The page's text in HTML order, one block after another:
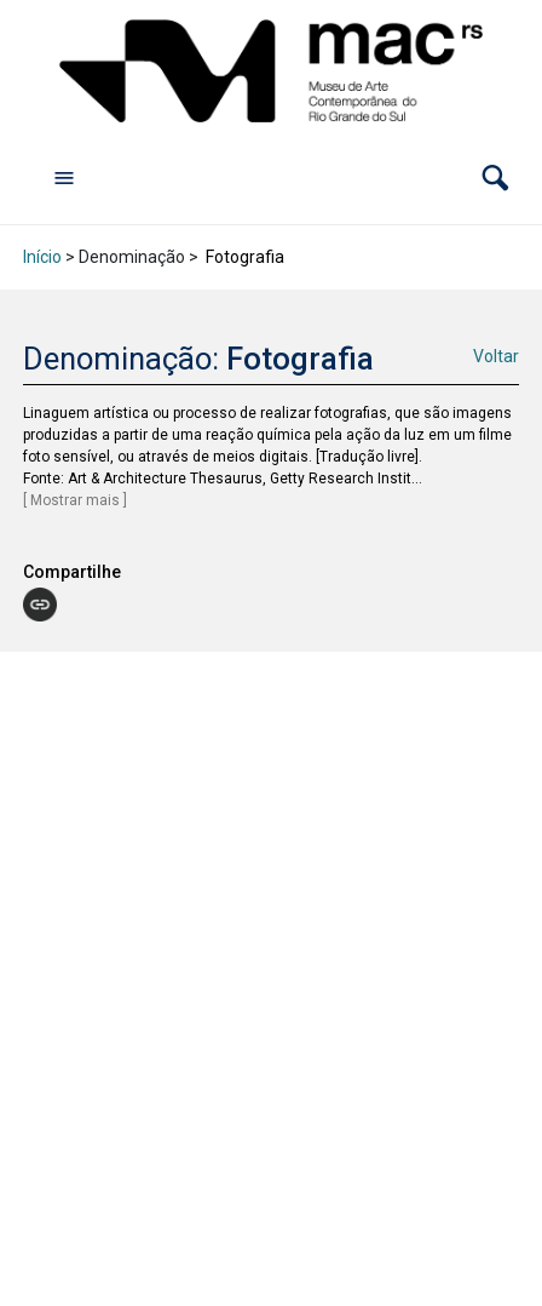
Início > Denominação > Fotografia
Denominação: Fotografia Voltar
Linaguem artística ou processo de realizar fotografias, que são imagens
produzidas a partir de uma reação química pela ação da luz em um filme
foto sensível, ou através de meios digitais. [Tradução livre].
Fonte: Art & Architecture Thesaurus, Getty Research Instit...
[ Mostrar mais ]
Compartilhe